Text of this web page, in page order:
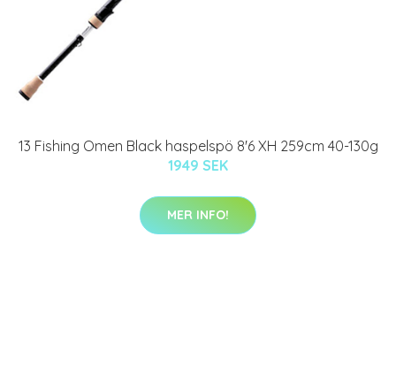
13 Fishing Omen Black haspelspö 8'6 XH 259cm 40-130g
1949 SEK
MER INFO!